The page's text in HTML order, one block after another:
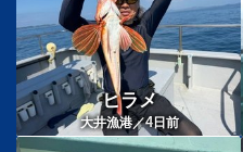
ヒラメ
大井漁港／4日前